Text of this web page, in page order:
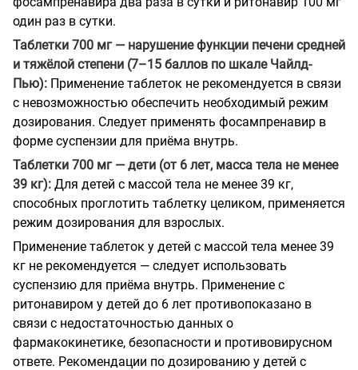
один раз в сутки.
Таблетки 700 мг — нарушение функции печени средней
и тяжёлой степени (7–15 баллов по шкале Чайлд-
Пью): Применение таблеток не рекомендуется в связи
с невозможностью обеспечить необходимый режим
дозирования. Следует применять фосампренавир в
форме суспензии для приёма внутрь.
Таблетки 700 мг — дети (от 6 лет, масса тела не менее
39 кг): Для детей с массой тела не менее 39 кг,
способных проглотить таблетку целиком, применяется
режим дозирования для взрослых.
Применение таблеток у детей с массой тела менее 39
кг не рекомендуется — следует использовать
суспензию для приёма внутрь. Применение с
ритонавиром у детей до 6 лет противопоказано в
связи с недостаточностью данных о
фармакокинетике, безопасности и противовирусном
ответе. Рекомендации по дозированию у детей с